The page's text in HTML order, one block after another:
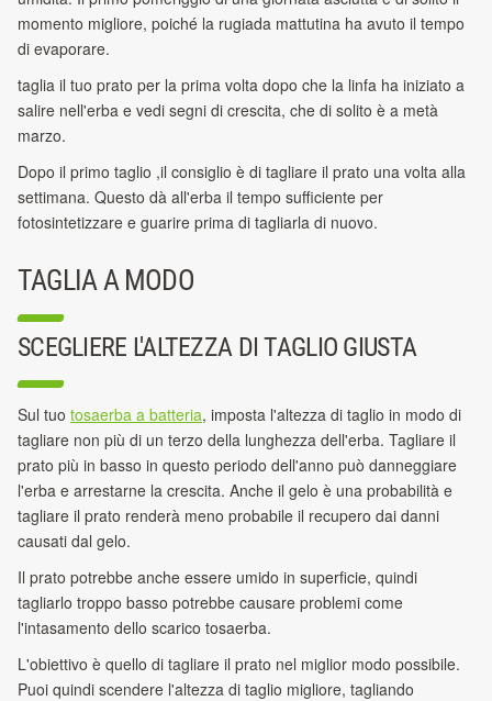
momento migliore, poiché la rugiada mattutina ha avuto il tempo
di evaporare.
taglia il tuo prato per la prima volta dopo che la linfa ha iniziato a
salire nell'erba e vedi segni di crescita, che di solito è a metà
marzo.
Dopo il primo taglio ,il consiglio è di tagliare il prato una volta alla
settimana. Questo dà all'erba il tempo sufficiente per
fotosintetizzare e guarire prima di tagliarla di nuovo.
TAGLIA A MODO
SCEGLIERE L'ALTEZZA DI TAGLIO GIUSTA
Sul tuo tosaerba a batteria, imposta l'altezza di taglio in modo di
tagliare non più di un terzo della lunghezza dell'erba. Tagliare il
prato più in basso in questo periodo dell'anno può danneggiare
l'erba e arrestarne la crescita. Anche il gelo è una probabilità e
tagliare il prato renderà meno probabile il recupero dai danni
causati dal gelo.
Il prato potrebbe anche essere umido in superficie, quindi
tagliarlo troppo basso potrebbe causare problemi come
l'intasamento dello scarico tosaerba.
L'obiettivo è quello di tagliare il prato nel miglior modo possibile.
Puoi quindi scendere l'altezza di taglio migliore, tagliando